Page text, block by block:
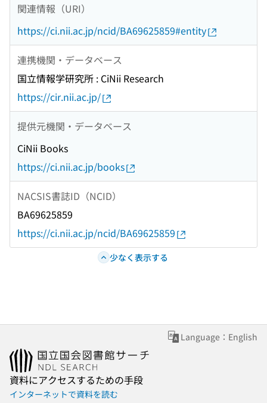
関連情報（URI）
https://ci.nii.ac.jp/ncid/BA69625859#entity
連携機関・データベース
国立情報学研究所 : CiNii Research
https://cir.nii.ac.jp/
提供元機関・データベース
CiNii Books
https://ci.nii.ac.jp/books
NACSIS書誌ID（NCID）
BA69625859
https://ci.nii.ac.jp/ncid/BA69625859
少なく表示する
Language：English
資料にアクセスするための手段
インターネットで資料を読む